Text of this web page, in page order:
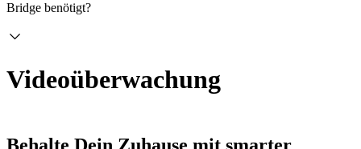
Bridge benötigt?
Videoüberwachung
Behalte Dein Zuhause mit smarter